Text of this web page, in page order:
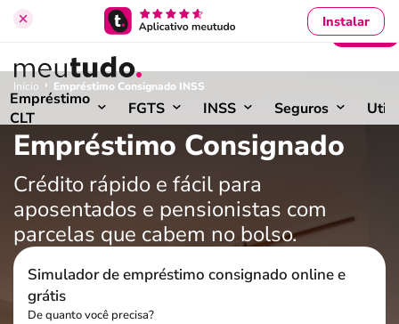
Instalar
Empréstimo
CLT
FGTS INSS Seguros
Entrar
Início › Empréstimo Consignado INSS
Empréstimo Consignado
Crédito rápido e fácil para
aposentados e pensionistas com
parcelas que cabem no bolso.
Simulador de empréstimo consignado online e
grátis
De quanto você precisa?